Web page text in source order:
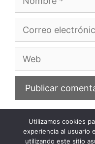
Correo
Utilizamos cookies
experiencia al usuario
utilizando este sitio